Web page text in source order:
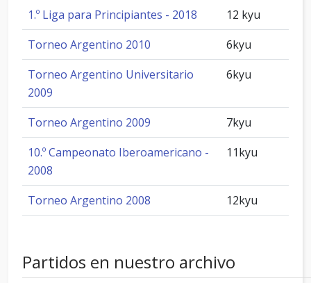
1.º Liga para Principiantes - 2018
12 kyu
Torneo Argentino 2010
6kyu
Torneo Argentino Universitario
2009
6kyu
Torneo Argentino 2009
7kyu
10.º Campeonato Iberoamericano -
2008
11kyu
Torneo Argentino 2008 12kyu
Partidos en nuestro archivo